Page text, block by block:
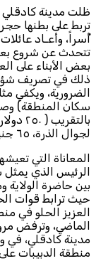
ظلت مدينة كادقلي
تربط على بطنها
أُسراً، وأعـاد
تتحدث عن شروع بعض
بعض الأبناء على
ذلك في تصريف
الضرورية، ويكفي
لجوال الذرة، ٦٥ جنيهاً سودانياً ( حوالي ١٠٨ دولاراً).
المعاناة التي
الرئيس الذي يمثل
بين حاضرة
حيث ترابط قوات
العزيز الحلو في
الماضي، وترفض
مدينة كادقلي، في
منطقة الدبيبات على بُعد ١٠٠ كيلو جنوب